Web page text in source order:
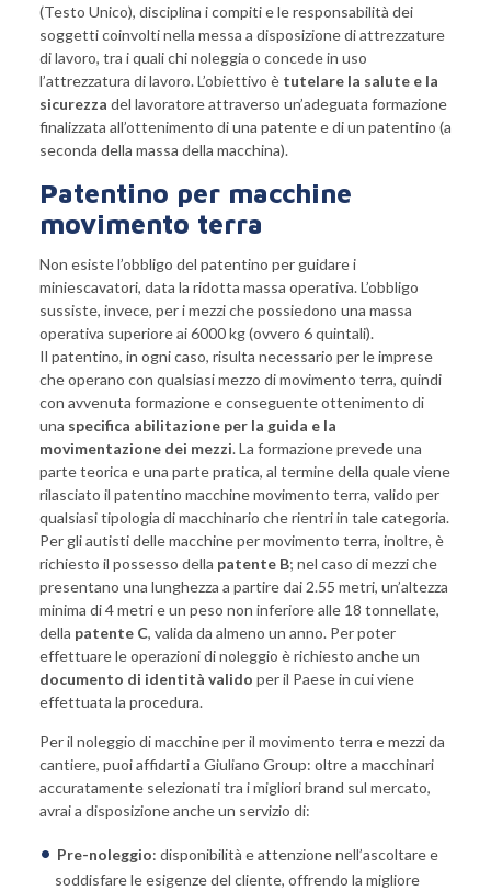
(Testo Unico), disciplina i compiti e le responsabilità dei
soggetti coinvolti nella messa a disposizione di attrezzature
di lavoro, tra i quali chi noleggia o concede in uso
l’attrezzatura di lavoro. L’obiettivo è tutelare la salute e la
sicurezza del lavoratore attraverso un’adeguata formazione
finalizzata all’ottenimento di una patente e di un patentino (a
seconda della massa della macchina).
Patentino per macchine
movimento terra
Non esiste l’obbligo del patentino per guidare i
miniescavatori, data la ridotta massa operativa. L’obbligo
sussiste, invece, per i mezzi che possiedono una massa
operativa superiore ai 6000 kg (ovvero 6 quintali).
Il patentino, in ogni caso, risulta necessario per le imprese
che operano con qualsiasi mezzo di movimento terra, quindi
con avvenuta formazione e conseguente ottenimento di
una specifica abilitazione per la guida e la
movimentazione dei mezzi. La formazione prevede una
parte teorica e una parte pratica, al termine della quale viene
rilasciato il patentino macchine movimento terra, valido per
qualsiasi tipologia di macchinario che rientri in tale categoria.
Per gli autisti delle macchine per movimento terra, inoltre, è
richiesto il possesso della patente B; nel caso di mezzi che
presentano una lunghezza a partire dai 2.55 metri, un’altezza
minima di 4 metri e un peso non inferiore alle 18 tonnellate,
della patente C, valida da almeno un anno. Per poter
effettuare le operazioni di noleggio è richiesto anche un
documento di identità valido per il Paese in cui viene
effettuata la procedura.
Per il noleggio di macchine per il movimento terra e mezzi da
cantiere, puoi affidarti a Giuliano Group: oltre a macchinari
accuratamente selezionati tra i migliori brand sul mercato,
avrai a disposizione anche un servizio di:
Pre-noleggio: disponibilità e attenzione nell’ascoltare e
soddisfare le esigenze del cliente, offrendo la migliore